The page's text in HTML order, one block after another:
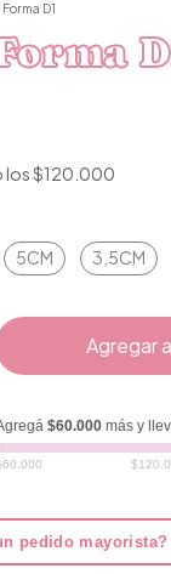
D1
los$120.000
5CM 3,5CM
$60.000más y
pedido